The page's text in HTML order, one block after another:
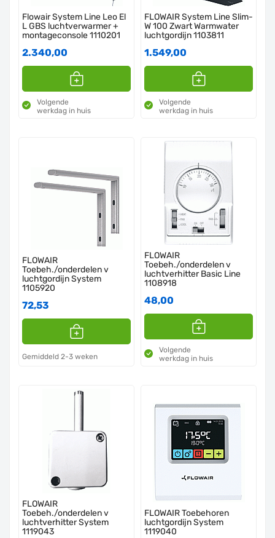
Flowair System Line Leo El
L GBS luchtverwarmer +
montageconsole 1110201
2.340,00
Volgende
werkdag in huis
FLOWAIR System Line Slim-
W 100 Zwart Warmwater
luchtgordijn 1103811
1.549,00
Volgende
werkdag in huis
FLOWAIR
Toebeh./onderdelen v
luchtgordijn System
1105920
72,53
Gemiddeld 2-3 weken
FLOWAIR
Toebeh./onderdelen v
luchtverhitter Basic Line
1108918
48,00
Volgende
werkdag in huis
FLOWAIR
Toebeh./onderdelen v
luchtverhitter System
1119043
FLOWAIR Toebehoren
luchtgordijn System
1119040